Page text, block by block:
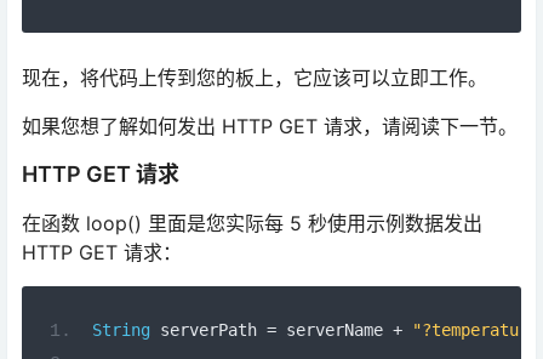
现在，将代码上传到您的板上，它应该可以立即工作。
如果您想了解如何发出 HTTP GET 请求，请阅读下一节。
HTTP GET 请求
在函数 loop() 里面是您实际每 5 秒使用示例数据发出
HTTP GET 请求：
String serverPath = serverName +